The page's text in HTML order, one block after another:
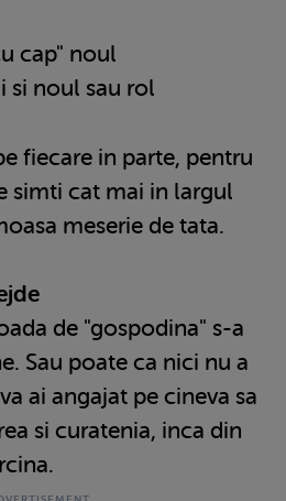
cap" noul
si noul sau rol
fiecare in parte, pentru
simti cat mai in largul
meserie de tata.
de "gospodina" s-a
Sau poate ca nici nu a
ai angajat pe cineva sa
si curatenia, inca din